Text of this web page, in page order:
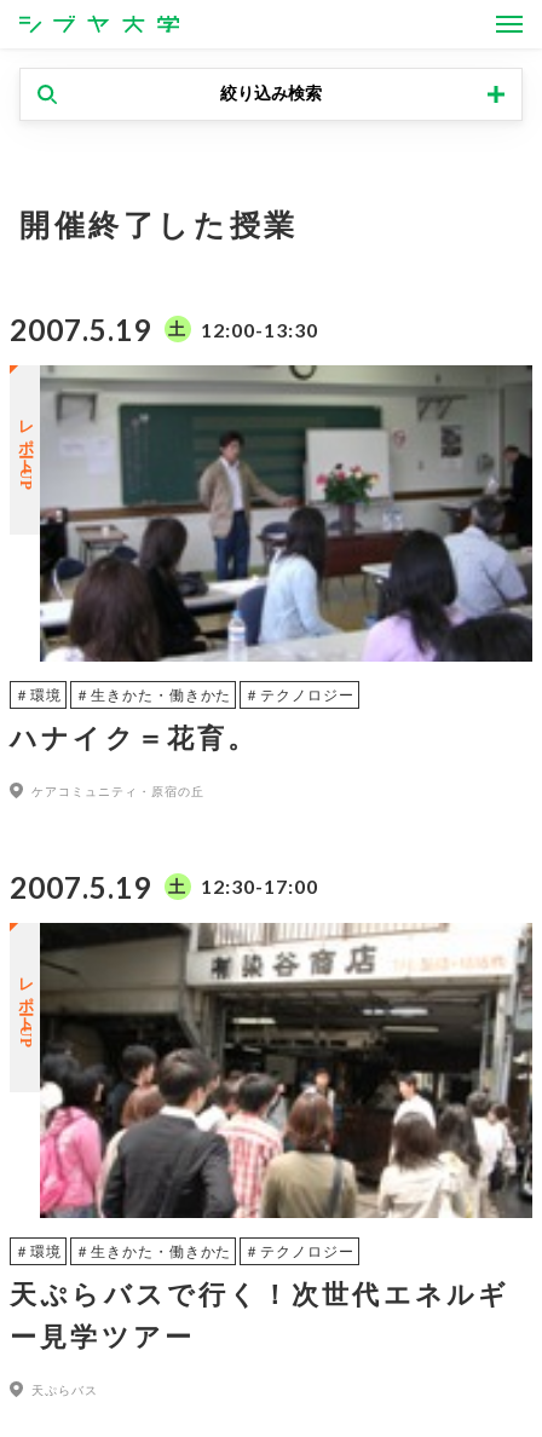
シブヤ大学
絞り込み検索
開催終了した授業
2007.5.19 土 12:00-13:30
レポートUP
＃環境 ＃生きかた・働きかた ＃テクノロジー
ハナイク＝花育。
ケアコミュニティ・原宿の丘
2007.5.19 土 12:30-17:00
レポートUP
＃環境 ＃生きかた・働きかた ＃テクノロジー
天ぷらバスで行く！次世代エネルギ
ー見学ツアー
天ぷらバス